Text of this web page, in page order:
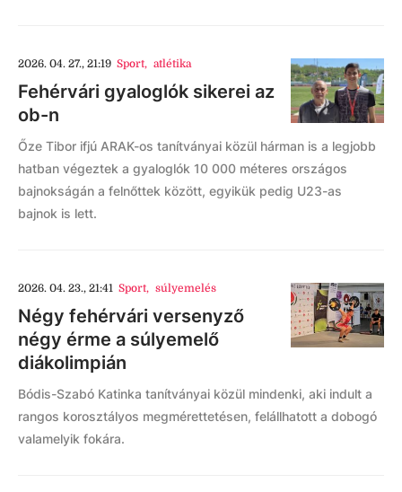
2026. 04. 27., 21:19 Sport, atlétika
Fehérvári gyaloglók sikerei az
ob-n
Őze Tibor ifjú ARAK-os tanítványai közül hárman is a legjobb
hatban végeztek a gyaloglók 10 000 méteres országos
bajnokságán a felnőttek között, egyikük pedig U23-as
bajnok is lett.
2026. 04. 23., 21:41 Sport, súlyemelés
Négy fehérvári versenyző
négy érme a súlyemelő
diákolimpián
Bódis-Szabó Katinka tanítványai közül mindenki, aki indult a
rangos korosztályos megmérettetésen, felállhatott a dobogó
valamelyik fokára.